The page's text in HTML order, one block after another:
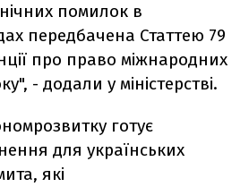
помилок в
передбачена Статтею 79
про право міжнародних
- додали у міністерстві.
готує
для українських
які